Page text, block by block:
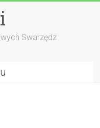
Swarzędz